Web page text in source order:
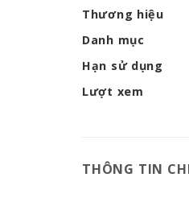
Thương hiệu
Danh mục
Hạn sử dụng
Lượt xem
THÔNG TIN